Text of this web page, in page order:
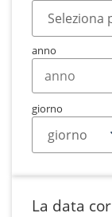
anno
giorno
La data